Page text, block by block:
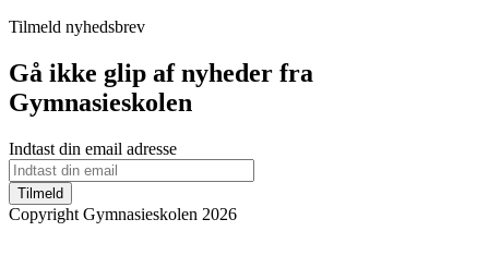
Tilmeld nyhedsbrev
Gå ikke glip af nyheder fra
Gymnasieskolen
Indtast din email adresse
Tilmeld
Copyright Gymnasieskolen 2026